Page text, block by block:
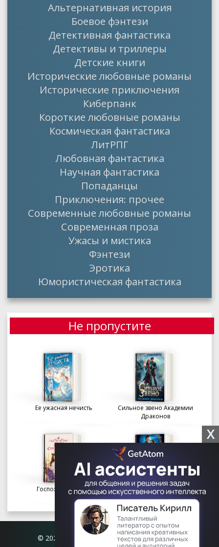
Альтернативная история
Боевое фэнтези
Детективная фантастика
Детективы и триллеры
Детские книги
Исторические любовные романы
Исторические приключения
Киберпанк
Короткие любовные романы
Космическая фантастика
ЛитРПГ
Любовная фантастика
Научная фантастика
Попаданцы
Приключения: прочее
Современные любовные романы
Современная проза
Ужасы и мистика
Фэнтези
Эротика
Юмористическая фантастика
Не пропустите
Ее ужасная нечисть
Сильное звено Академии
Драконов
Госпожа портниха
Осколки вечности в
Академии Судьбы
© 2026 Книгофил.орг | contact@knigofil.org
X